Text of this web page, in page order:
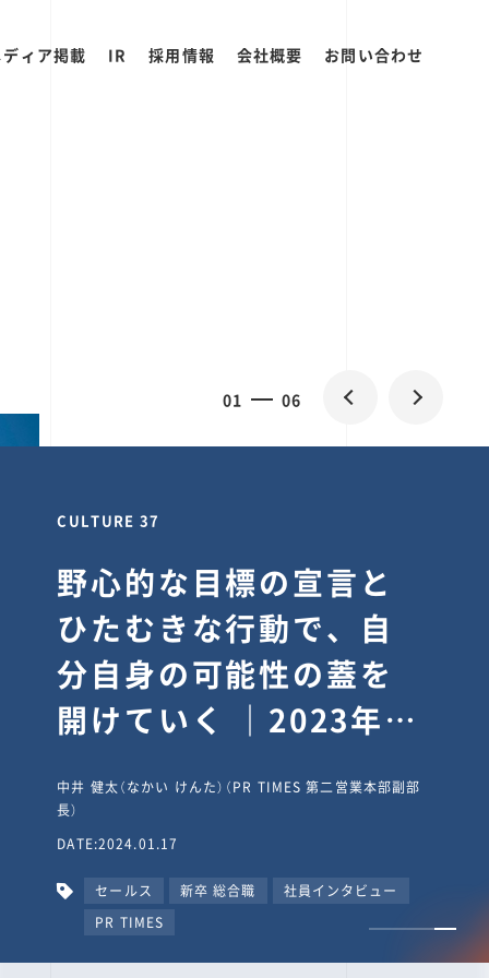
ィア掲載 IR 採用情報 会社概要 お問い合わせ
0 06
CULTURE 30
逆境では自分のスタン
スを変え“予想を裏切
り、期待を超える”【真
輔塾・前編】
山田真輔（やまだ しんすけ）（執行役員 兼 Jooto事業部
長）
DATE:2023.09.08
カルチャー CxO キャリア入社 Jooto